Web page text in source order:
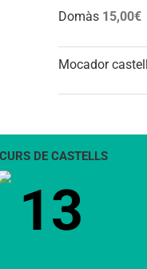
Domàs 15,00€
Mocador
DE CASTELLS
13